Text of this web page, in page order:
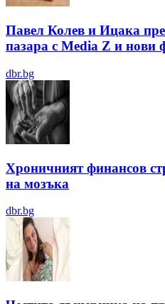
Павел Колев и Ицака
пазара с Media Z и нови
dbr.bg
Хроничният финансов
на мозъка
dbr.bg